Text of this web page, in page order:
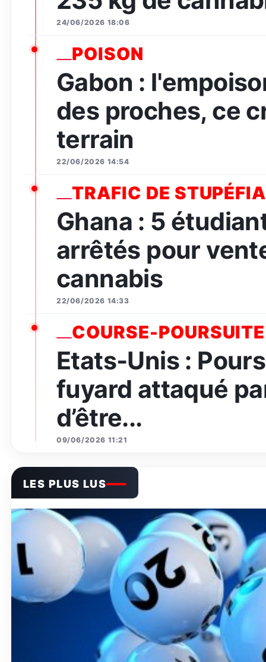
24/06/2026 18:06
POISON
Gabon :
des proches, ce
terrain
22/06/2026 14:54
TRAFIC DE
Ghana : 5
arrêtés pour
cannabis
22/06/2026 14:33
COURSE-POURSUITE
Etats-Unis :
fuyard attaqué
d’être...
09/06/2026 11:21
LES PLUS LUS